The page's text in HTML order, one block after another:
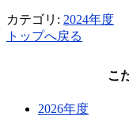
カテゴリ: 2024年度
トップへ戻る
こ
2026年度